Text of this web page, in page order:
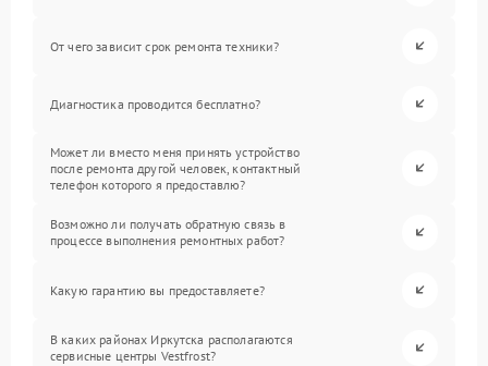
От чего зависит срок ремонта техники?
Диагностика проводится бесплатно?
Может ли вместо меня принять устройство
после ремонта другой человек, контактный
телефон которого я предоставлю?
Возможно ли получать обратную связь в
процессе выполнения ремонтных работ?
Какую гарантию вы предоставляете?
В каких районах Иркутска располагаются
сервисные центры Vestfrost?